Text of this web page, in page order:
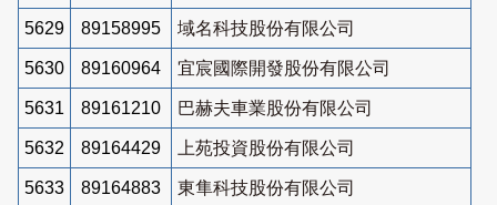
5629 89158995 域名科技股份有限公司
5630 89160964 宜宸國際開發股份有限公司
5631 89161210 巴赫夫車業股份有限公司
5632 89164429 上苑投資股份有限公司
5633 89164883 東隼科技股份有限公司